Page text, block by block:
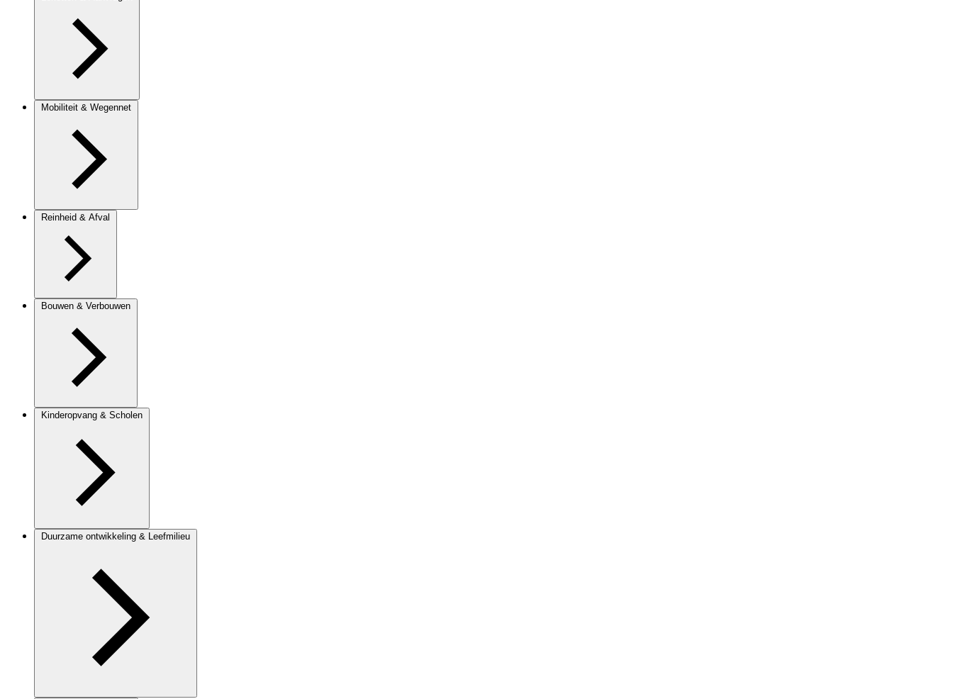
Mobiliteit & Wegennet
Reinheid & Afval
Bouwen & Verbouwen
Kinderopvang & Scholen
Duurzame ontwikkeling & Leefmilieu